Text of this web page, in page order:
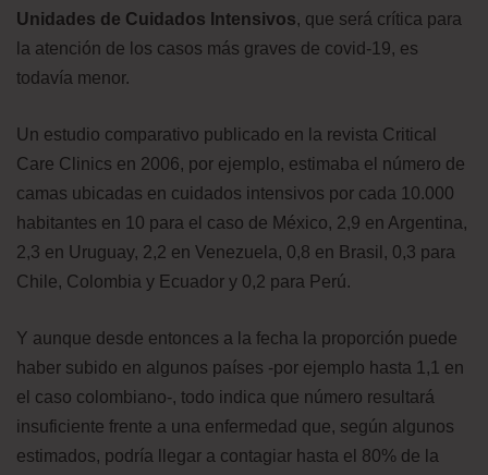
Unidades de Cuidados Intensivos, que será crítica para
la atención de los casos más graves de covid-19, es
todavía menor.
Un estudio comparativo publicado en la revista Critical
Care Clinics en 2006, por ejemplo, estimaba el número de
camas ubicadas en cuidados intensivos por cada 10.000
habitantes en 10 para el caso de México, 2,9 en Argentina,
2,3 en Uruguay, 2,2 en Venezuela, 0,8 en Brasil, 0,3 para
Chile, Colombia y Ecuador y 0,2 para Perú.
Y aunque desde entonces a la fecha la proporción puede
haber subido en algunos países -por ejemplo hasta 1,1 en
el caso colombiano-, todo indica que número resultará
insuficiente frente a una enfermedad que, según algunos
estimados, podría llegar a contagiar hasta el 80% de la